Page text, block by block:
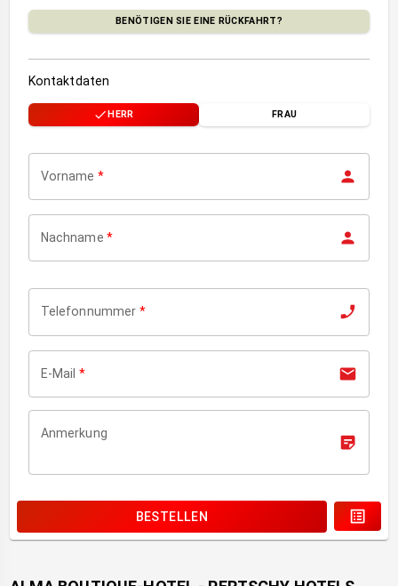
BENÖTIGEN SIE EINE RÜCKFAHRT?
Kontaktdaten
HERR FRAU
Vorname *
Nachname *
Telefonnummer *
E-Mail *
Anmerkung
BESTELLEN